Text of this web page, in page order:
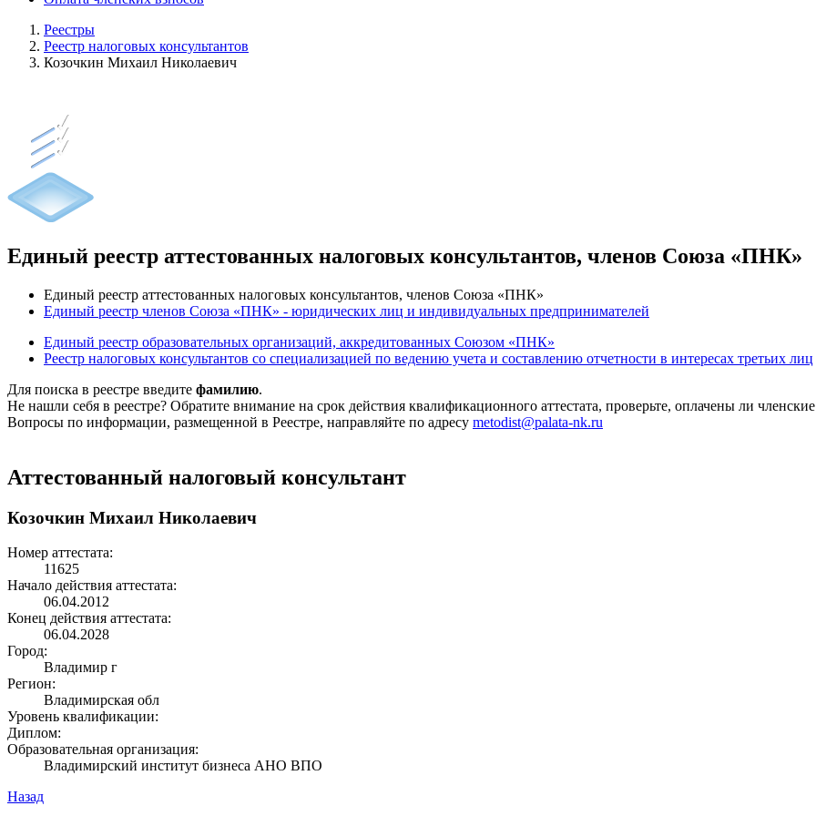
Реестры
Реестр налоговых консультантов
Козочкин Михаил Николаевич
Единый реестр аттестованных налоговых консультантов, членов Союза «ПНК»
Единый реестр аттестованных налоговых консультантов, членов Союза «ПНК»
Единый реестр членов Союза «ПНК» - юридических лиц и индивидуальных предпринимателей
Единый реестр образовательных организаций, аккредитованных Союзом «ПНК»
Реестр налоговых консультантов со специализацией по ведению учета и составлению отчетности в интересах третьих лиц
Для поиска в реестре введите фамилию.
Не нашли себя в реестре? Обратите внимание на срок действия квалификационного аттестата, проверьте, оплачены ли
Вопросы по информации, размещенной в Реестре, направляйте по адресу metodist@palata-nk.ru
Аттестованный налоговый консультант
Козочкин Михаил Николаевич
Номер аттестата:
11625
Начало действия аттестата:
06.04.2012
Конец действия аттестата:
06.04.2028
Город:
Владимир г
Регион:
Владимирская обл
Уровень квалификации:
Диплом:
Образовательная организация:
Владимирский институт бизнеса АНО ВПО
Назад